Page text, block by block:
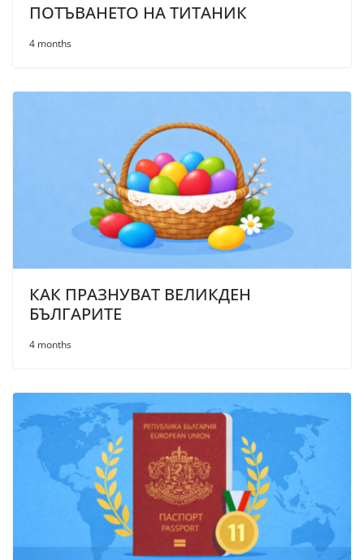
ПОТЪВАНЕТО НА ТИТАНИК
4 months
КАК ПРАЗНУВАТ ВЕЛИКДЕН
БЪЛГАРИТЕ
4 months